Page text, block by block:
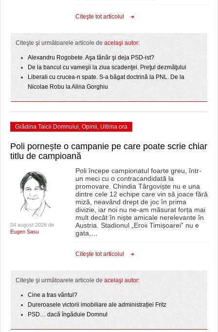
Citeşte tot articolul
Citeşte şi următoarele articole de acelaşi autor:
Alexandru Rogobete. Aşa tânăr şi deja PSD-ist?
De la bancul cu vameşii la ziua scadenţei. Preţul dezmăţului
Liberali cu crucea-n spate. S-a băgat doctrină la PNL. De la
Nicolae Robu la Alina Gorghiu
Grădina Taicii Domnului Opinii Ultima ora
Poli pornește o campanie pe care poate scrie chiar
titlu de campioană
04 august 2026 de
Eugen Sasu
Poli începe campionatul foarte greu, într-
un meci cu o contracandidată la
promovare. Chindia Târgoviște nu e una
dintre cele 12 echipe care vin să joace fără
miză, neavând drept de joc în prima
divizie, iar noi nu ne-am măsurat forța mai
mult decât în niște amicale nerelevante în
Austria. Stadionul „Eroii Timișoarei” nu e
gata,
Citeşte tot articolul
Citeşte şi următoarele articole de acelaşi autor:
Cine a tras vântul?
Dureroasele victorii imobiliare ale administrației Fritz
PSD… dacă îngăduie Domnul